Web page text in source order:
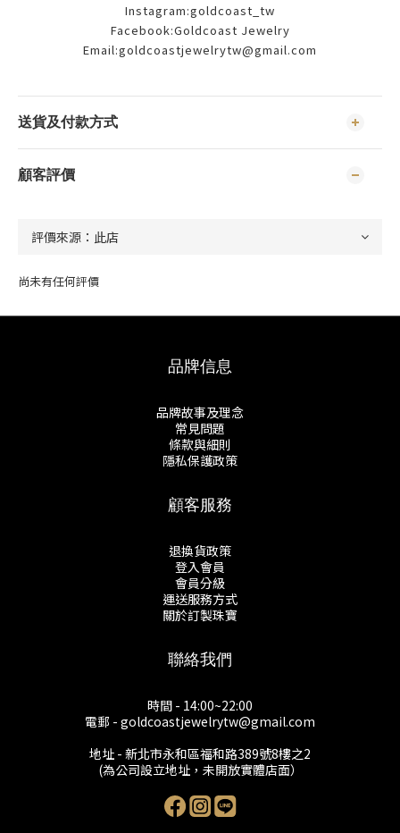
Instagram:goldcoast_tw
Facebook:Goldcoast Jewelry
Email:goldcoastjewelrytw@gmail.com
送貨及付款方式
顧客評價
尚未有任何評價
品牌信息
品牌故事及理念
常見問題
條款與細則
隱私保護政策
顧客服務
退換貨政策
登入會員
會員分級
運送服務方式
關於訂製珠寶
聯絡我們
時間 - 14:00~22:00
電郵 - goldcoastjewelrytw@gmail.com
地址 - 新北市永和區福和路389號8樓之2
(為公司設立地址，未開放實體店面）